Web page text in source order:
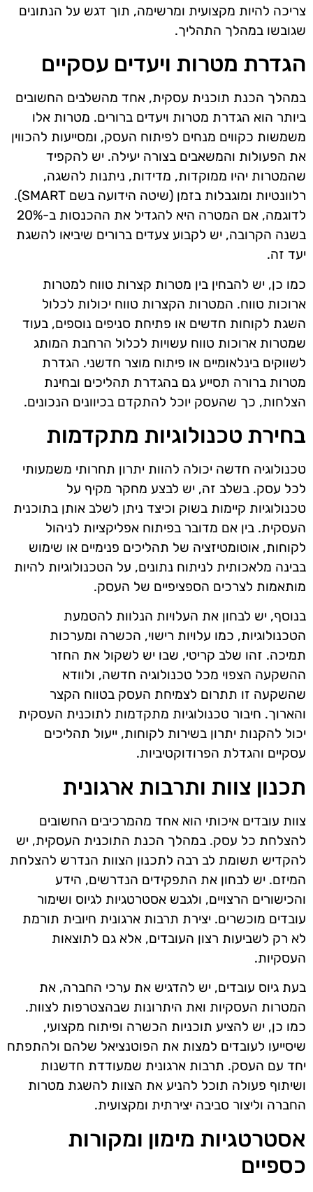
צריכה להיות מקצועית ומרשימה, תוך דגש על הנתונים
שגובשו במהלך התהליך.
הגדרת מטרות ויעדים עסקיים
במהלך הכנת תוכנית עסקית, אחד מהשלבים החשובים
ביותר הוא הגדרת מטרות ויעדים ברורים. מטרות אלו
משמשות כקווים מנחים לפיתוח העסק, ומסייעות להכווין
את הפעולות והמשאבים בצורה יעילה. יש להקפיד
שהמטרות יהיו ממוקדות, מדידות, ניתנות להשגה,
רלוונטיות ומוגבלות בזמן (שיטה הידועה בשם SMART).
לדוגמה, אם המטרה היא להגדיל את ההכנסות ב-20%
בשנה הקרובה, יש לקבוע צעדים ברורים שיביאו להשגת
יעד זה.
כמו כן, יש להבחין בין מטרות קצרות טווח למטרות
ארוכות טווח. המטרות הקצרות טווח יכולות לכלול
השגת לקוחות חדשים או פתיחת סניפים נוספים, בעוד
שמטרות ארוכות טווח עשויות לכלול הרחבת המותג
לשווקים בינלאומיים או פיתוח מוצר חדשני. הגדרת
מטרות ברורה תסייע גם בהגדרת תהליכים ובחינת
הצלחות, כך שהעסק יוכל להתקדם בכיוונים הנכונים.
בחירת טכנולוגיות מתקדמות
טכנולוגיה חדשה יכולה להוות יתרון תחרותי משמעותי
לכל עסק. בשלב זה, יש לבצע מחקר מקיף על
טכנולוגיות קיימות בשוק וכיצד ניתן לשלב אותן בתוכנית
העסקית. בין אם מדובר בפיתוח אפליקציות לניהול
לקוחות, אוטומטיזציה של תהליכים פנימיים או שימוש
בבינה מלאכותית לניתוח נתונים, על הטכנולוגיות להיות
מותאמות לצרכים הספציפיים של העסק.
בנוסף, יש לבחון את העלויות הנלוות להטמעת
הטכנולוגיות, כמו עלויות רישוי, הכשרה ומערכות
תמיכה. זהו שלב קריטי, שבו יש לשקול את החזר
ההשקעה הצפוי מכל טכנולוגיה חדשה, ולוודא
שהשקעה זו תתרום לצמיחת העסק בטווח הקצר
והארוך. חיבור טכנולוגיות מתקדמות לתוכנית העסקית
יכול להקנות יתרון בשירות לקוחות, ייעול תהליכים
עסקיים והגדלת הפרודוקטיביות.
תכנון צוות ותרבות ארגונית
צוות עובדים איכותי הוא אחד מהמרכיבים החשובים
להצלחת כל עסק. במהלך הכנת התוכנית העסקית, יש
להקדיש תשומת לב רבה לתכנון הצוות הנדרש להצלחת
המיזם. יש לבחון את התפקידים הנדרשים, הידע
והכישורים הרצויים, ולגבש אסטרטגיות לגיוס ושימור
עובדים מוכשרים. יצירת תרבות ארגונית חיובית תורמת
לא רק לשביעות רצון העובדים, אלא גם לתוצאות
העסקיות.
בעת גיוס עובדים, יש להדגיש את ערכי החברה, את
המטרות העסקיות ואת היתרונות שבהצטרפות לצוות.
כמו כן, יש להציע תוכניות הכשרה ופיתוח מקצועי,
שיסייעו לעובדים למצות את הפוטנציאל שלהם ולהתפתח
יחד עם העסק. תרבות ארגונית שמעודדת חדשנות
ושיתוף פעולה תוכל להניע את הצוות להשגת מטרות
החברה וליצור סביבה יצירתית ומקצועית.
אסטרטגיות מימון ומקורות
כספיים